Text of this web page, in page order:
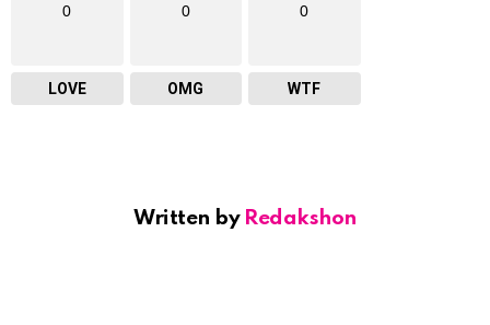
0
LOVE
0
OMG
0
WTF
Written by Redakshon